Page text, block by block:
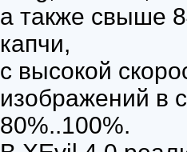
а также свыше
капчи,
с высокой
изображений в
80%..100%.